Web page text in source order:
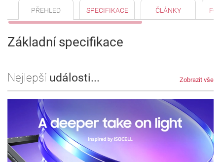
PŘEHLED SPECIFIKACE ČLÁNKY
Základní specifikace
Nejlepší události... Zobrazit vše